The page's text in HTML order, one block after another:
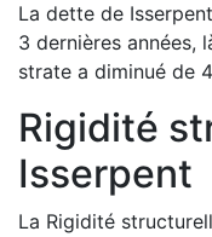
La dette de Isserpent
3 dernières années,
strate a diminué de
Rigidité
Isserpent
La Rigidité